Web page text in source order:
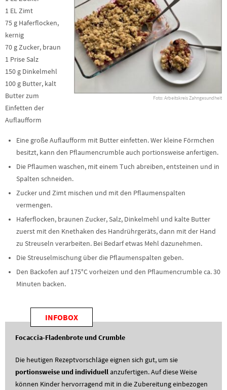
Foto: Arbeitskreis Zahngesundheit
1 EL Zimt
75 g Haferflocken,
kernig
70 g Zucker, braun
1 Prise Salz
150 g Dinkelmehl
100 g Butter, kalt
Butter zum
Einfetten der
Auflaufform
Eine große Auflaufform mit Butter einfetten. Wer kleine Förmchen
besitzt, kann den Pflaumencrumble auch portionsweise anfertigen.
Die Pflaumen waschen, mit einem Tuch abreiben, entsteinen und in
Spalten schneiden.
Zucker und Zimt mischen und mit den Pflaumenspalten
vermengen.
Haferflocken, braunen Zucker, Salz, Dinkelmehl und kalte Butter
zuerst mit den Knethaken des Handrührgeräts, dann mit der Hand
zu Streuseln verarbeiten. Bei Bedarf etwas Mehl dazunehmen.
Die Streuselmischung über die Pflaumenspalten geben.
Den Backofen auf 175°C vorheizen und den Pflaumencrumble ca. 30
Minuten backen.
INFOBOX
Focaccia-Fladenbrote und Crumble
Die heutigen Rezeptvorschläge eignen sich gut, um sie
portionsweise und individuellanzufertigen. Auf diese Weise
können Kinder hervorragend mit in die Zubereitung einbezogen